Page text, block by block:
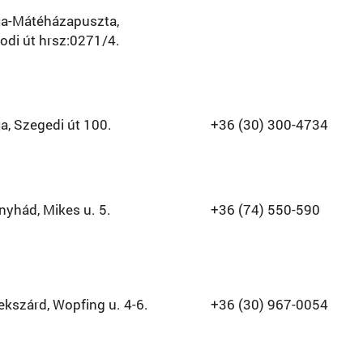
Mátéházapuszta,
út hrsz:0271/4.
Szegedi út 100. +36 (30) 300-4734
Mikes u. 5. +36 (74) 550-590
Wopfing u. 4-6. +36 (30) 967-0054